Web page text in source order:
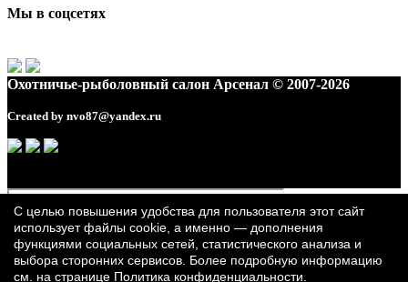
Мы в соцсетях
Охотничье-рыболовный салон Арсенал © 2007-2026
Created by nvo87@yandex.ru
С целью повышения удобства для пользователя этот сайт
использует файлы cookie, а именно — дополнения
функциями социальных сетей, статистического анализа и
выбора сторонних сервисов. Более подробную информацию
см. на странице Политика конфиденциальности